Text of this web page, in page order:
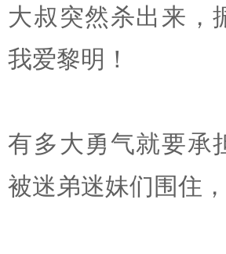
大叔突然杀出来，
我爱黎明！
有多大勇气就要承
被迷弟迷妹们围住